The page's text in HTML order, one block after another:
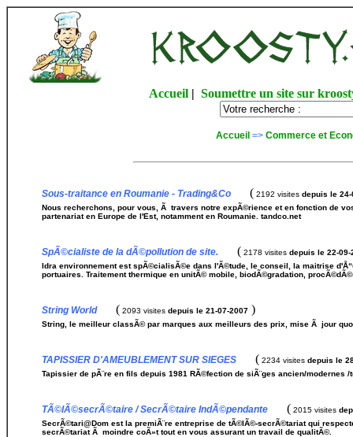
Accueil |Soumettre un site sur
Accueil => Commerce et
Sous-traitance en Roumanie - Trading&Co ( 2192 visites depuis le 24-
Nous recherchons, pour vous, Ã travers notre expÃ©rience et en fonction de
partenariat en Europe de l'Est, notamment en Roumanie. tandco.net
SpÃ©cialiste de la dÃ©pollution de site. ( 2178 visites depuis le 22-09-
Idra environnement est spÃ©cialisÃ©e dans l'Ã©tude, le conseil, la maitrise
portuaires. Traitement thermique en unitÃ© mobile, biodÃ©gradation,
String World( 2093 visites depuis le 21-07-2007 )
String, le meilleur classÃ© par marques aux meilleurs des prix, mise Ã jour
TAPISSIER D'AMEUBLEMENT SUR SIEGES ( 2234 visites depuis le
Tapissier de pÃ¨re en fils depuis 1981 RÃ©fection de siÃ¨ges ancien/modernes
TÃ©lÃ©secrÃ©taire / SecrÃ©taire IndÃ©pendante ( 2015 visites
SecrÃ©tari@Dom est la premiÃ¨re entreprise de tÃ©lÃ©-secrÃ©tariat qui
secrÃ©tariat Ã moindre coÃ»t tout en vous assurant un travail de qualitÃ©.